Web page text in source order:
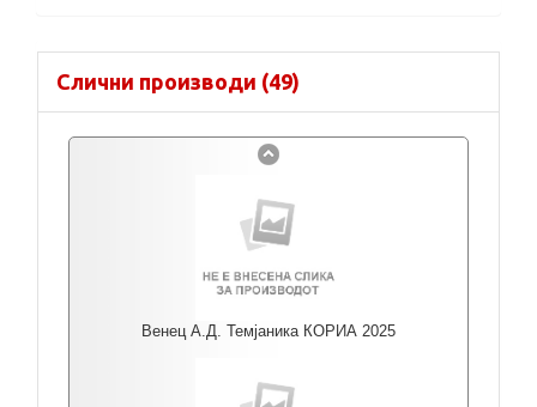
Слични производи (49)
Венец А.Д. Темјаника КОРИА 2025